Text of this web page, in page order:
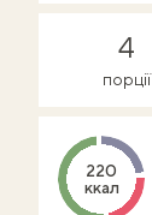
4
порції
220
ккал